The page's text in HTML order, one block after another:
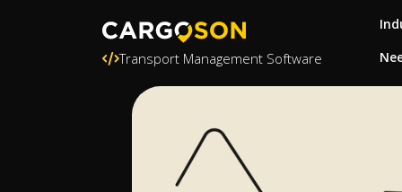
Transport Management Software